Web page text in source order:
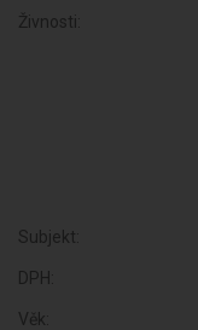
Živnosti:
Subjekt:
DPH:
Věk: